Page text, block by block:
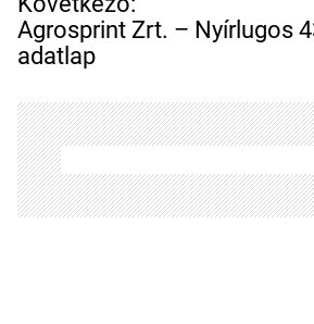
g
y
z
é
s
n
a
v
Agrosprint Zrt. – Nyírlugos
adatlap